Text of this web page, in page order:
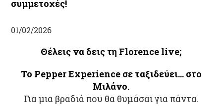
συμμετοχές!
01/02/2026
Θέλεις να δεις τη Florence live;
Το Pepper Experience σε ταξιδεύει… στο
Μιλάνο.
Για μια βραδιά που θα θυμάσαι για πάντα.